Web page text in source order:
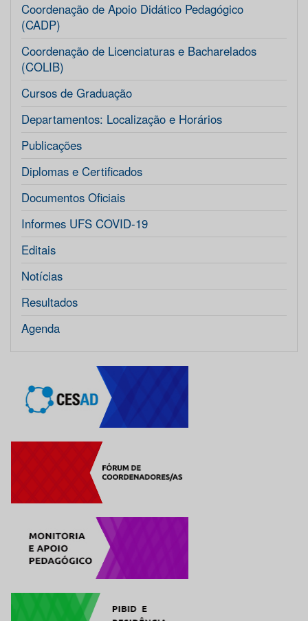
Coordenação de Apoio Didático Pedagógico
(CADP)
Coordenação de Licenciaturas e Bacharelados
(COLIB)
Cursos de Graduação
Departamentos: Localização e Horários
Publicações
Diplomas e Certificados
Documentos Oficiais
Informes UFS COVID-19
Editais
Notícias
Resultados
Agenda